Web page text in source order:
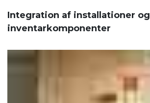
Integration af installationer og
inventarkomponenter